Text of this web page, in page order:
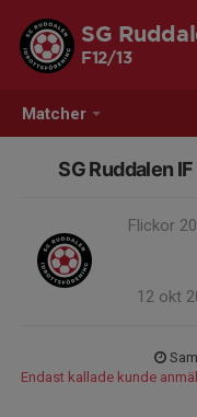
Matcher
SG
F12/13
SG Ruddalen
Flickor
12 okt
Endast kallade kunde